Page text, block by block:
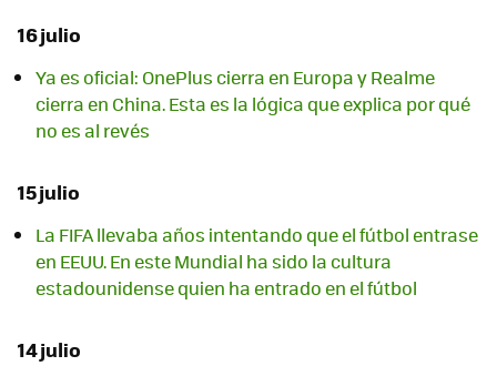
16 julio
Ya es oficial: OnePlus cierra en Europa y Realme
cierra en China. Esta es la lógica que explica por qué
no es al revés
15 julio
La FIFA llevaba años intentando que el fútbol entrase
en EEUU. En este Mundial ha sido la cultura
estadounidense quien ha entrado en el fútbol
14 julio